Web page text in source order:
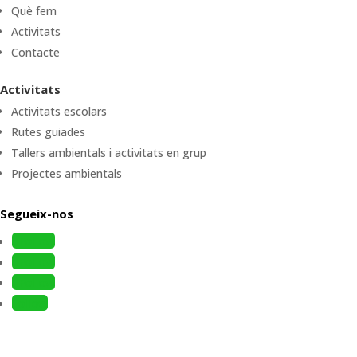
Què fem
Activitats
Contacte
Activitats
Activitats escolars
Rutes guiades
Tallers ambientals i activitats en grup
Projectes ambientals
Segueix-nos
Follow
Follow
Follow
Follow